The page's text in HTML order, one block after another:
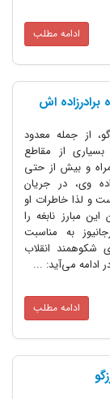
ادامه مطلب
اش
از جمله معدود
از مقاطع
و بیش از حتی
وی، در جریان
و لذا خاطرات او
مبارز نابغه را
به مناسبت
انقلاب
می‌آید: ...
ادامه مطلب